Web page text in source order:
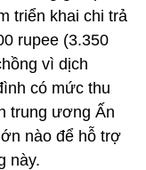
triển khai chi trả
rupee (3.350
vì dịch
có mức thu
trung ương Ấn
nào để hỗ trợ
này.